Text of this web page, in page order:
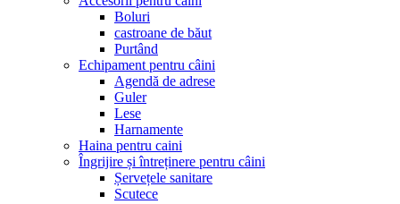
Boluri
castroane de băut
Purtând
Echipament pentru câini
Agendă de adrese
Guler
Lese
Harnamente
Haina pentru caini
Îngrijire și întreținere pentru câini
Șervețele sanitare
Scutece